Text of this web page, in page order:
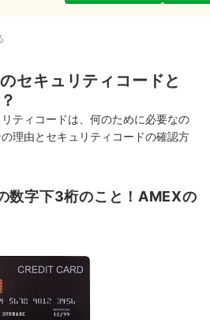
セキュリティコードと
ティコードは、何のために必要なの
理由とセキュリティコードの確認方
数字下3桁のこと！AMEXの